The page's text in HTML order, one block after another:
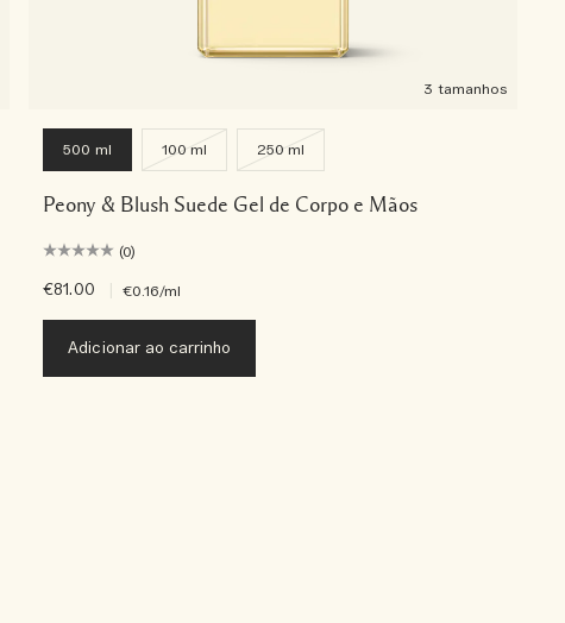
3 tamanhos
500 ml 100 ml 250 ml
Peony & Blush Suede Gel de Corpo e Mãos
(0)
€81.00 €0.16/ml
Adicionar ao carrinho